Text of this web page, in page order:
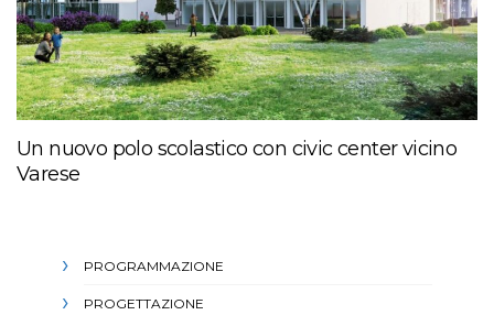
Un nuovo polo scolastico con civic center vicino
Varese
PROGRAMMAZIONE
PROGETTAZIONE